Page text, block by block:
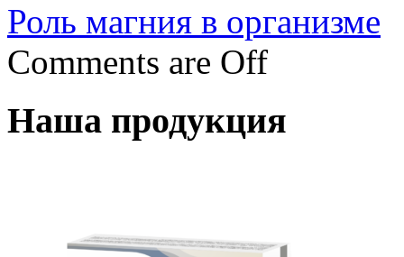
Роль магния в организме
Comments are Off
Наша продукция